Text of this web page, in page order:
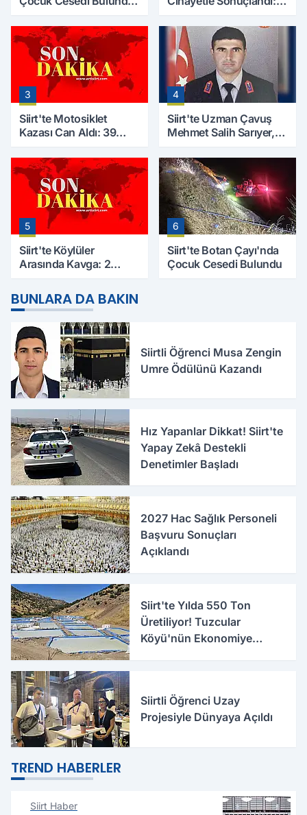
Çalışmaları Başlıyor
Kaybetti
3
Siirt'te Motosiklet
Kazası Can Aldı: 39
Hayatını Kaybetti
4
Siirt'te Uzman Çavuş
Mehmet Salih Sarıyer,
5
Siirt'te Köylüler
Arasında Kavga: 2
Ağır
6
Siirt'te Botan Çayı'nda
Çocuk Cesedi Bulundu
BUNLARA DA BAKIN
Siirtli Öğrenci Musa Zengin
Umre Ödülünü Kazandı
Hız Yapanlar Dikkat! Siirt'te
Yapay Zekâ Destekli
Denetimler Başladı
2027 Hac Sağlık Personeli
Başvuru Sonuçları
Açıklandı
Siirt'te Yılda 550 Ton
Üretiliyor! Tuzcular
Köyü'nün Ekonomiye
Siirtli Öğrenci Uzay
Projesiyle Dünyaya Açıldı
TREND HABERLER
Siirt Haber